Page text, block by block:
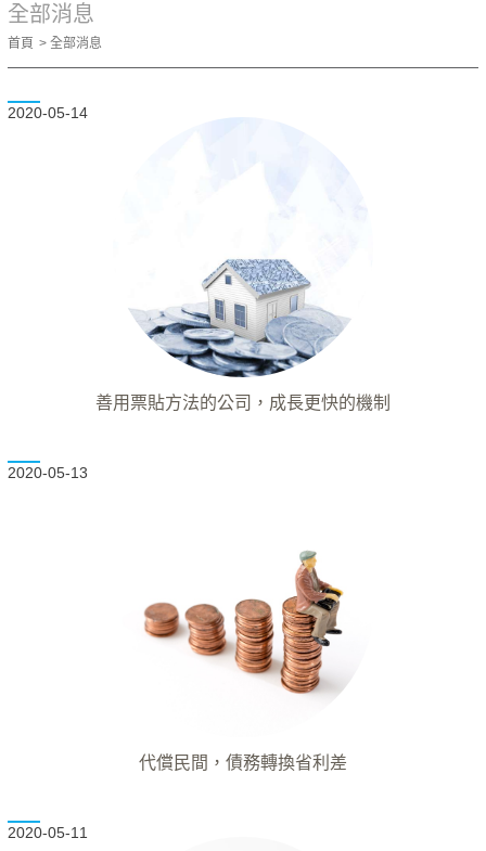
全部消息
首頁 全部消息
2020-05-14
善用票貼方法的公司，成長更快的機制
2020-05-13
代償民間，債務轉換省利差
2020-05-11